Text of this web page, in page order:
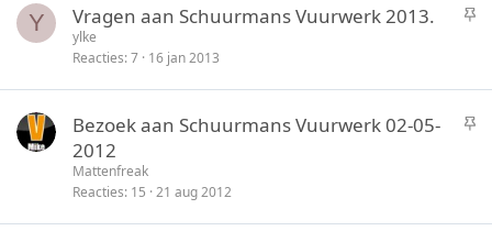
Y
S
y
Vragen aan Schuurmans Vuurwerk 2013.
ylke
Reacties 7 16 jan 2013
S
Bezoek aan Schuurmans Vuurwerk 02-05-
2012
Mattenfreak
Reacties 15 21 aug 2012